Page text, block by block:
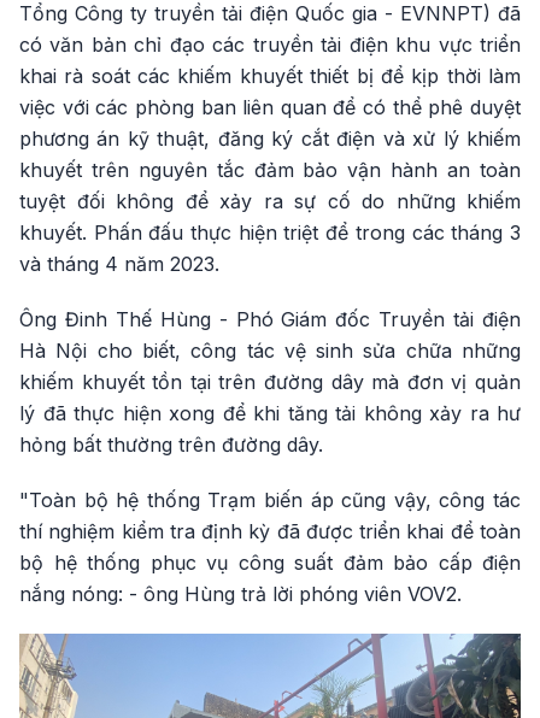
Tổng Công ty truyền tải điện Quốc gia - EVNNPT) đã
có văn bản chỉ đạo các truyền tải điện khu vực triển
khai rà soát các khiếm khuyết thiết bị để kịp thời làm
việc với các phòng ban liên quan để có thể phê duyệt
phương án kỹ thuật, đăng ký cắt điện và xử lý khiếm
khuyết trên nguyên tắc đảm bảo vận hành an toàn
tuyệt đối không để xảy ra sự cố do những khiếm
khuyết. Phấn đấu thực hiện triệt để trong các tháng 3
và tháng 4 năm 2023.
Ông Đinh Thế Hùng - Phó Giám đốc Truyền tải điện
Hà Nội cho biết, công tác vệ sinh sửa chữa những
khiếm khuyết tồn tại trên đường dây mà đơn vị quản
lý đã thực hiện xong để khi tăng tải không xảy ra hư
hỏng bất thường trên đường dây.
"Toàn bộ hệ thống Trạm biến áp cũng vậy, công tác
thí nghiệm kiểm tra định kỳ đã được triển khai để toàn
bộ hệ thống phục vụ công suất đảm bảo cấp điện
nắng nóng: - ông Hùng trả lời phóng viên VOV2.